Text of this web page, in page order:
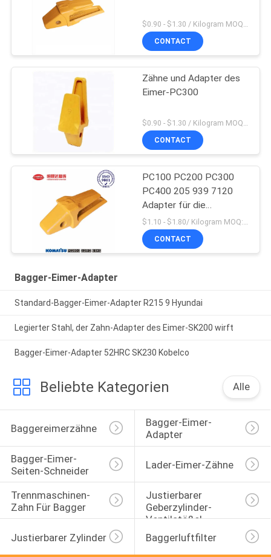
$0.90 - $1.30 / Kilogram MOQ:200 Kilogramm/Kilogramm
CONTACT
Zähne und Adapter des
Eimer-PC300
CONTACT
PC100 PC200 PC300
PC400 205 939 7120
Adapter für die
Bergbauindustrie
CONTACT
Bagger-Eimer-Adapter
Standard-Bagger-Eimer-Adapter R215 9 Hyundai
Legierter Stahl, der Zahn-Adapter des Eimer-SK200 wirft
Bagger-Eimer-Adapter 52HRC SK230 Kobelco
Beliebte Kategorien Alle
Baggereimerzähne
Bagger-Eimer-
Adapter
Bagger-Eimer-
Seiten-Schneider
Lader-Eimer-Zähne
Trennmaschinen-
Zahn Für Bagger
Justierbarer
Geberzylinder-
Ventilstößel
Justierbarer Zylinder
Baggerluftfilter